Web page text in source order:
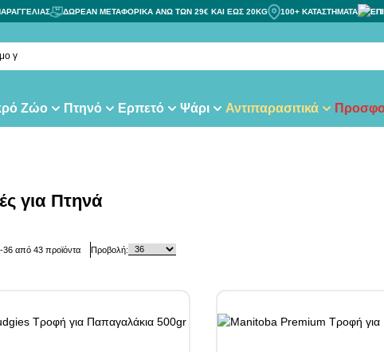
ΔΩΡΕΑΝ ΜΕΤΑΦΟΡΙΚΑ ΑΝΩ ΤΩΝ 29€ ΚΑΙ ΕΩΣ 20KG 100+ ΚΑΤΑΣΤΗΜΑΤΑ
γάτας
Ζώο Πτηνό Ερπετό Ψάρι Αντιπαρασιτικά
για Πτηνά
-36από 43προϊόντα Προβολή: